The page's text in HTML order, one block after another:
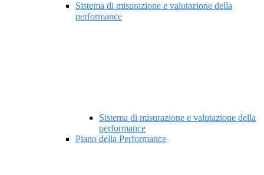
Sistema di misurazione e valutazione della
performance
Sistema di misurazione e valutazione della
performance
Piano della Performance